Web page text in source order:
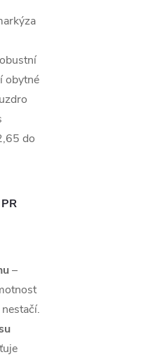
obytné
do
–